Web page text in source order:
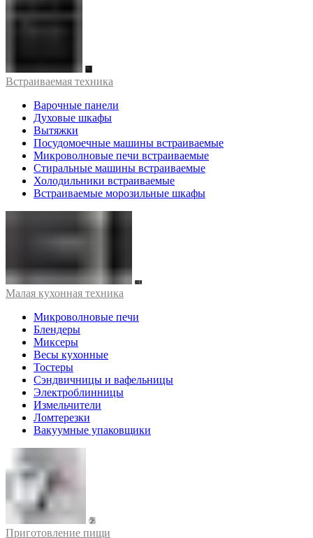
Встраиваемая техника
Варочные панели
Духовые шкафы
Вытяжки
Посудомоечные машины встраиваемые
Микроволновые печи встраиваемые
Стиральные машины встраиваемые
Холодильники встраиваемые
Встраиваемые морозильные шкафы
Малая кухонная техника
Микроволновые печи
Блендеры
Миксеры
Весы кухонные
Тостеры
Сэндвичницы и вафельницы
Электроблинницы
Измельчители
Ломтерезки
Вакуумные упаковщики
Приготовление пищи